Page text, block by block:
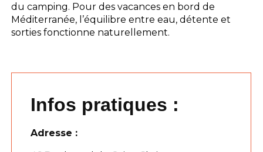
du camping. Pour des vacances en bord de
Méditerranée, l’équilibre entre eau, détente et
sorties fonctionne naturellement.
Infos pratiques :
Adresse :